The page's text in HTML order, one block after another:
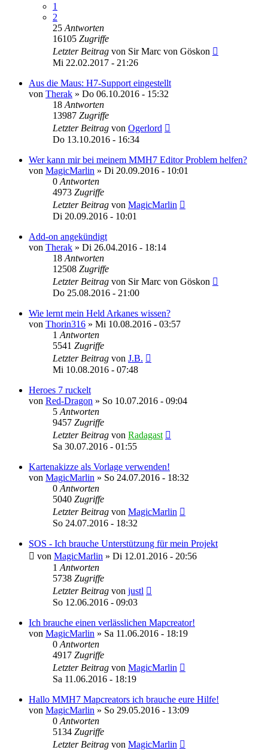
1
2
25 Antworten
16105 Zugriffe
Letzter Beitrag von Sir Marc von Göskon
Mi 22.02.2017 - 21:26
Aus die Maus: H7-Support eingestellt
von Therak » Do 06.10.2016 - 15:32
18 Antworten
13987 Zugriffe
Letzter Beitrag von Ogerlord
Do 13.10.2016 - 16:34
Wer kann mir bei meinem MMH7 Editor Problem helfen?
von MagicMarlin » Di 20.09.2016 - 10:01
0 Antworten
4973 Zugriffe
Letzter Beitrag von MagicMarlin
Di 20.09.2016 - 10:01
Add-on angekündigt
von Therak » Di 26.04.2016 - 18:14
18 Antworten
12508 Zugriffe
Letzter Beitrag von Sir Marc von Göskon
Do 25.08.2016 - 21:00
Wie lernt mein Held Arkanes wissen?
von Thorin316 » Mi 10.08.2016 - 03:57
1 Antworten
5541 Zugriffe
Letzter Beitrag von J.B.
Mi 10.08.2016 - 07:48
Heroes 7 ruckelt
von Red-Dragon » So 10.07.2016 - 09:04
5 Antworten
9457 Zugriffe
Letzter Beitrag von Radagast
Sa 30.07.2016 - 01:55
Kartenakizze als Vorlage verwenden!
von MagicMarlin » So 24.07.2016 - 18:32
0 Antworten
5040 Zugriffe
Letzter Beitrag von MagicMarlin
So 24.07.2016 - 18:32
SOS - Ich brauche Unterstützung für mein Projekt
von MagicMarlin » Di 12.01.2016 - 20:56
1 Antworten
5738 Zugriffe
Letzter Beitrag von justl
So 12.06.2016 - 09:03
Ich brauche einen verlässlichen Mapcreator!
von MagicMarlin » Sa 11.06.2016 - 18:19
0 Antworten
4917 Zugriffe
Letzter Beitrag von MagicMarlin
Sa 11.06.2016 - 18:19
Hallo MMH7 Mapcreators ich brauche eure Hilfe!
von MagicMarlin » So 29.05.2016 - 13:09
0 Antworten
5134 Zugriffe
Letzter Beitrag von MagicMarlin